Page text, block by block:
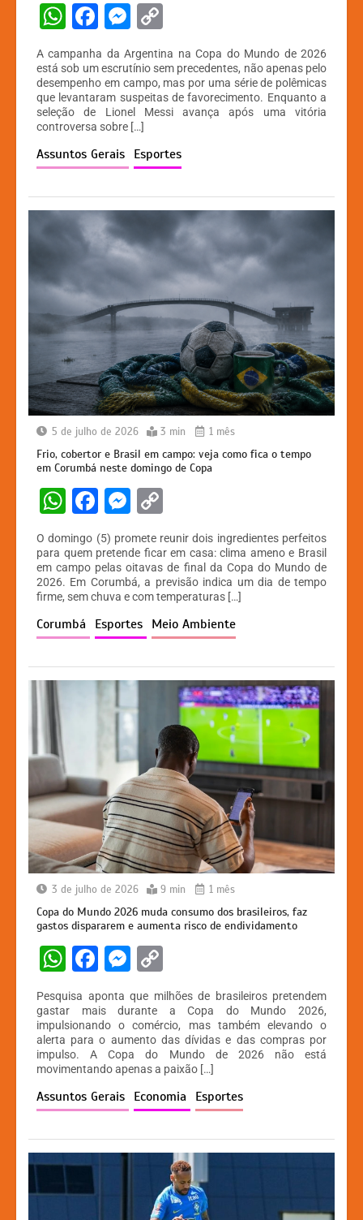
W
at
s
A
p
p
F
a
c
e
b
o
o
k
M
s
s
e
n
g
er
p
y
Li
n
k
A campanha da Argentina na Copa do Mundo de 2026
está sob um escrutínio sem precedentes, não apenas pelo
desempenho em campo, mas por uma série de polêmicas
que levantaram suspeitas de favorecimento. Enquanto a
seleção de Lionel Messi avança após uma vitória
controversa sobre […]
Assuntos Gerais Esportes
5 de julho de 2026 3 min 1 mês
Frio, cobertor e Brasil em campo: veja como fica o tempo
em Corumbá neste domingo de Copa
W
h
at
s
A
p
F
a
c
e
b
o
k
M
s
s
e
n
er
p
y
Li
n
O domingo (5) promete reunir dois ingredientes perfeitos
para quem pretende ficar em casa: clima ameno e Brasil
em campo pelas oitavas de final da Copa do Mundo de
2026. Em Corumbá, a previsão indica um dia de tempo
firme, sem chuva e com temperaturas […]
Corumbá Esportes Meio Ambiente
3 de julho de 2026 9 min 1 mês
Copa do Mundo 2026 muda consumo dos brasileiros, faz
gastos dispararem e aumenta risco de endividamento
W
h
at
s
A
p
p
F
c
e
b
o
o
k
M
s
s
e
n
g
er
o
p
y
Li
n
k
Pesquisa aponta que milhões de brasileiros pretendem
gastar mais durante a Copa do Mundo 2026,
impulsionando o comércio, mas também elevando o
alerta para o aumento das dívidas e das compras por
impulso. A Copa do Mundo de 2026 não está
movimentando apenas a paixão […]
Assuntos Gerais Economia Esportes